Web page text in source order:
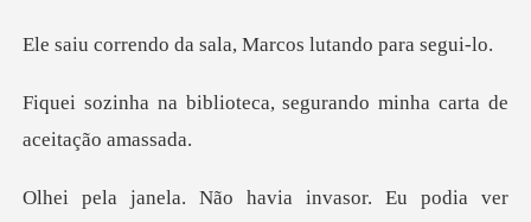
da sala, Marcos lu
teca, segurando minha ca